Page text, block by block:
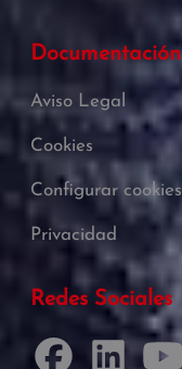
Documentación
Aviso Legal
Cookies
Configurar cookies
Privacidad
Redes Sociales